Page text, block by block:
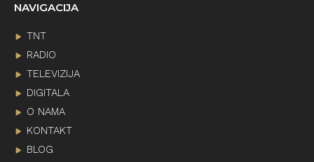
NAVIGACIJA
TNT
RADIO
TELEVIZIJA
DIGITALA
O NAMA
KONTAKT
BLOG